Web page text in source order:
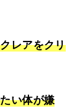
レアをクリ
い体が嫌